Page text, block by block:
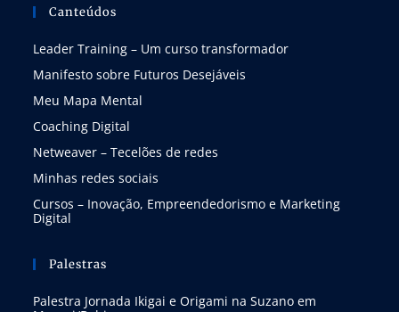
Canteúdos
Leader Training – Um curso transformador
Manifesto sobre Futuros Desejáveis
Meu Mapa Mental
Coaching Digital
Netweaver – Tecelões de redes
Minhas redes sociais
Cursos – Inovação, Empreendedorismo e Marketing
Digital
Palestras
Palestra Jornada Ikigai e Origami na Suzano em